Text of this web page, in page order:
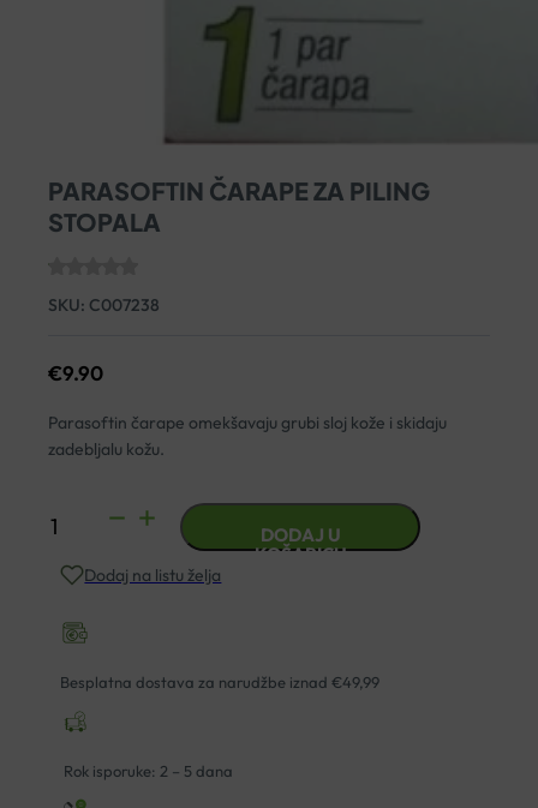
PARASOFTIN ČARAPE ZA PILING
STOPALA
SKU: C007238
€9.90
Parasoftin čarape omekšavaju grubi sloj kože i skidaju
zadebljalu kožu.
PARASOFTIN
ZA
STOPALA
količina
DODAJ U
KOŠARICU
Dodaj na listu želja
Besplatna dostava za narudžbe iznad €49,99
Rok isporuke: 2 – 5 dana